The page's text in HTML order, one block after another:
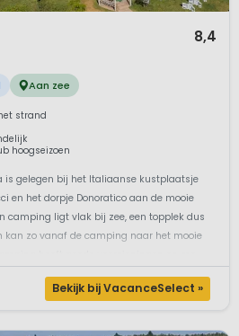
8,4
Aan zee
strand
hoogseizoen
is gelegen bij het Italiaanse kustplaatsje
en het dorpje Donoratico aan de mooie
camping ligt vlak bij zee, een topplek dus
kan zo vanaf de camping naar het mooie
Bekijk bij VacanceSelect »